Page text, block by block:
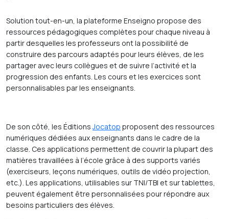
Solution tout-en-un, la plateforme Enseigno propose des
ressources pédagogiques complètes pour chaque niveau à
partir desquelles les professeurs ont la possibilité de
construire des parcours adaptés pour leurs élèves, de les
partager avec leurs collègues et de suivre l’activité et la
progression des enfants. Les cours et les exercices sont
personnalisables par les enseignants.
De son côté, les ÉditionsJocatop proposent des ressources
numériques dédiées aux enseignants dans le cadre de la
classe. Ces applications permettent de couvrir la plupart des
matières travaillées à l’école grâce à des supports variés
(exerciseurs, leçons numériques, outils de vidéo projection,
etc.). Les applications, utilisables sur TNI/TBI et sur tablettes,
peuvent également être personnalisées pour répondre aux
besoins particuliers des élèves.